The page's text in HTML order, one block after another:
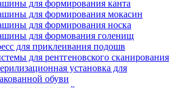
для формирования канта
для формирования мокасин
для формирования носка
для формования голенищ
для приклеивания подошв
для рентгеновского сканирования
установка для
обуви